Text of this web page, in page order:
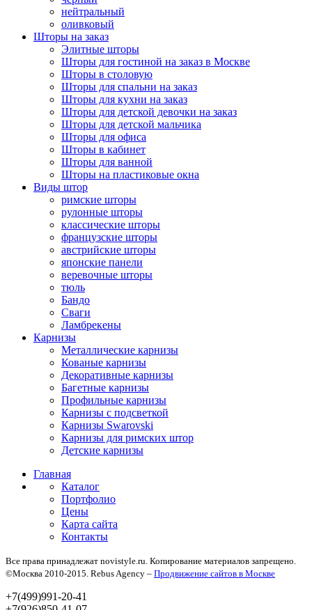
нейтральный
оливковый
Шторы на заказ
Элитные шторы
Шторы для гостиной на заказ в Москве
Шторы в столовую
Шторы для спальни на заказ
Шторы для кухни на заказ
Шторы для детской девочки на заказ
Шторы для детской мальчика
Шторы для офиса
Шторы в кабинет
Шторы для ванной
Шторы на пластиковые окна
Виды штор
римские шторы
рулонные шторы
классические шторы
французские шторы
австрийские шторы
японские панели
веревочные шторы
тюль
Бандо
Сваги
Ламбрекены
Карнизы
Металлические карнизы
Кованые карнизы
Декоративные карнизы
Багетные карнизы
Профильные карнизы
Карнизы с подсветкой
Карнизы Swarovski
Карнизы для римских штор
Детские карнизы
Главная
Каталог
Портфолио
Цены
Карта сайта
Контакты
Все права принадлежат novistyle.ru. Копирование материалов запрещено.
©Москва 2010-2015. Rebus Agency – Продвижение сайтов в Москве
+7(499)991-20-41